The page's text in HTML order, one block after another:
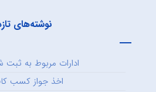
نوشته‌های
ادارات مربوط به ثبت
اخذ جواز کسب